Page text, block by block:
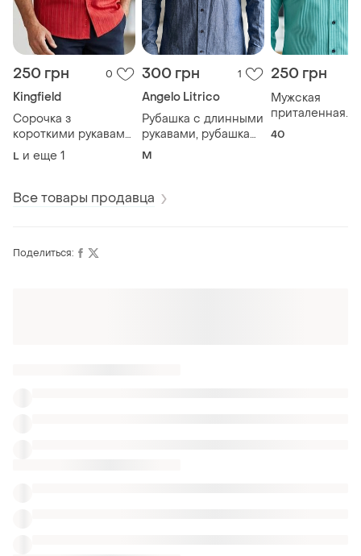
250 грн 0
Kingfield
Сорочка з
короткими рукавами,
рубашка kingfield /5
L и еще 1
300 грн 1
Angelo Litrico
Рубашка с длинными
рукавами, рубашка
angelo litrico/5
M
250 грн
Мужская
приталенная
рубашка max
40
Все товары продавца
Поделиться: